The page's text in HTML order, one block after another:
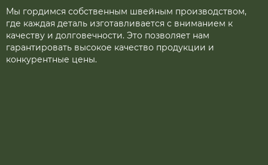
Мы гордимся собственным швейным производством,
где каждая деталь изготавливается с вниманием к
качеству и долговечности. Это позволяет нам
гарантировать высокое качество продукции и
конкурентные цены.